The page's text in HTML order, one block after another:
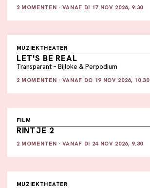
2 MOMENTEN · VANAF DI 17 NOV 2026, 9.30
MUZIEKTHEATER
LET'S BE REAL
Transparant – Bijloke & Perpodium
2 MOMENTEN · VANAF DO 19 NOV 2026, 10.30
FILM
RINTJE 2
2 MOMENTEN · VANAF DI 24 NOV 2026, 9.30
MUZIEKTHEATER